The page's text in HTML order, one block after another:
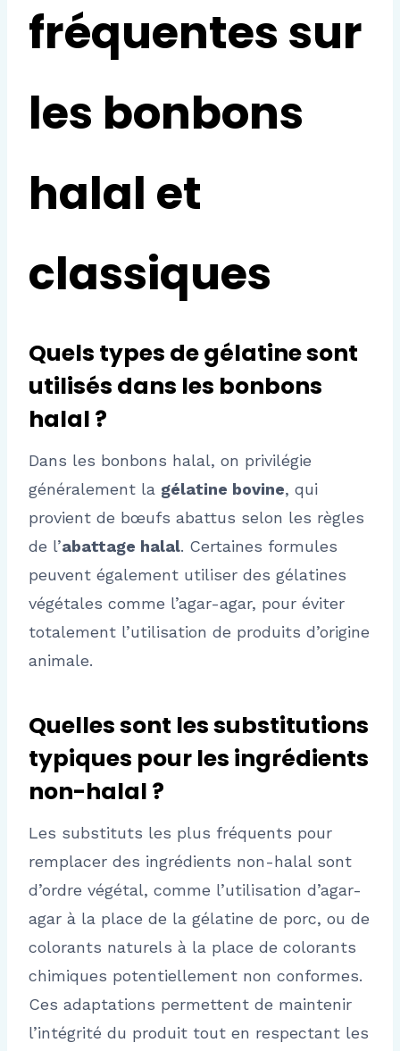
fréquentes sur
les bonbons
halal et
classiques
Quels types de gélatine sont
utilisés dans les bonbons
halal ?
Dans les bonbons halal, on privilégie
généralement la gélatine bovine, qui
provient de bœufs abattus selon les règles
de l’abattage halal. Certaines formules
peuvent également utiliser des gélatines
végétales comme l’agar-agar, pour éviter
totalement l’utilisation de produits d’origine
animale.
Quelles sont les substitutions
typiques pour les ingrédients
non-halal ?
Les substituts les plus fréquents pour
remplacer des ingrédients non-halal sont
d’ordre végétal, comme l’utilisation d’agar-
agar à la place de la gélatine de porc, ou de
colorants naturels à la place de colorants
chimiques potentiellement non conformes.
Ces adaptations permettent de maintenir
l’intégrité du produit tout en respectant les